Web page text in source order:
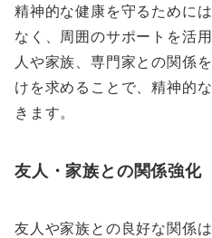
精神的な健康を守るために
なく、周囲のサポートを活
人や家族、専門家との関係
けを求めることで、精神的
きます。
友人・家族との関係強化
友人や家族との良好な関係